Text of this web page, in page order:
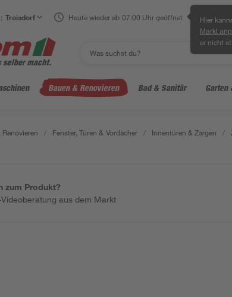
Troisdorf Heute wieder ab 07:00 Uhr geöffnet Hier
Markt
er nicht
Bauen & Renovieren Bad & Sanitär Garten
Renovieren / Fenster, Türen & Vordächer / Innentüren & Zargen /
zum Produkt?
Videoberatung aus dem Markt